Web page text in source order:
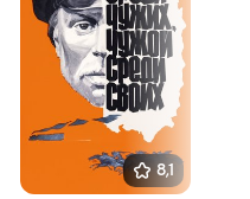
8,1